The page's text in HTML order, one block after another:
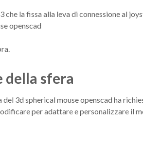
che la fissa alla leva di connessione al
della sfera
3d spherical mouse openscad ha
per adattare e personalizzare il